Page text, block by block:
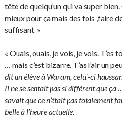
tête de quelqu’un qui va super
mieux pour ça mais des fois ,faire
suffisant. »
« Ouais, ouais, je vois, je vois. T’es
… mais c’est bizarre. T’as l’air un
dit un élève à Waram, celui-ci
Il ne se sentait pas si différent que ça
savait que ce n’était pas totalement
belle à l’heure actuelle.